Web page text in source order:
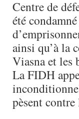
Centre de
été
ainsi qu’à la
Viasna et les
La FIDH
pèsent